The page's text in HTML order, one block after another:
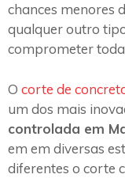
chances menores
qualquer outro
comprometer
O corte de
um dos mais
controlada em
em em diversas
diferentes o corte